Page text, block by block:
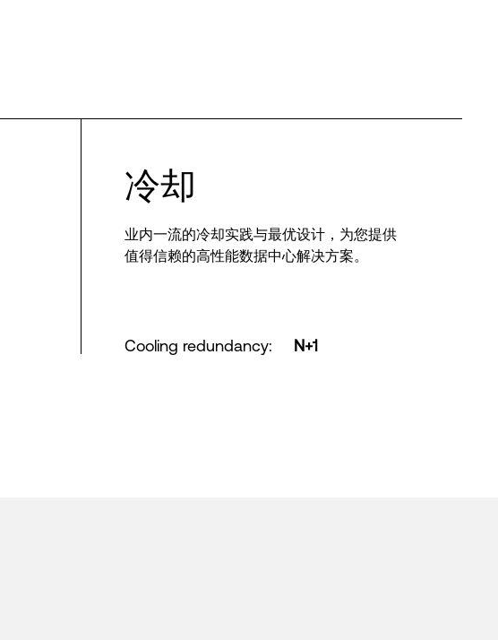
冷却
业内一流的冷却实践与最优设计，为您提供
值得信赖的高性能数据中心解决方案。
Cooling redundancy: N+1